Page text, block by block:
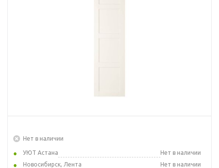
Нет в наличии
УЮТ Астана
Нет в наличии
Новосибирск, Лента
Нет в наличии